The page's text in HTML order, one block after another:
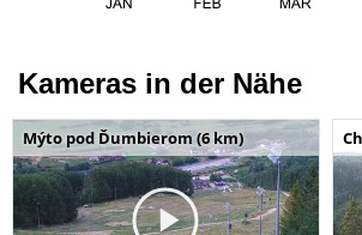
Kameras in der Nähe
Mýto pod Ďumbierom (6 km)